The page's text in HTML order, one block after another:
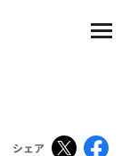
シェア